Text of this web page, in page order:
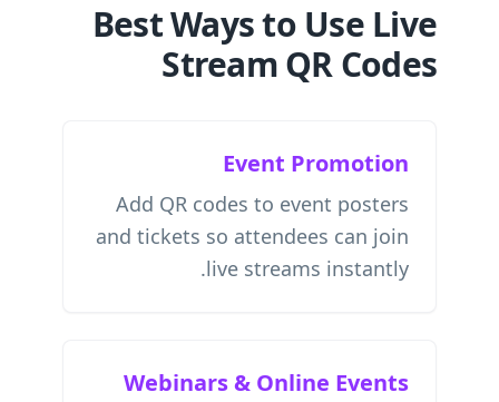
Best Ways to Use Live
Stream QR Codes
Event Promotion
Add QR codes to event posters
and tickets so attendees can join
live streams instantly.
Webinars & Online Events